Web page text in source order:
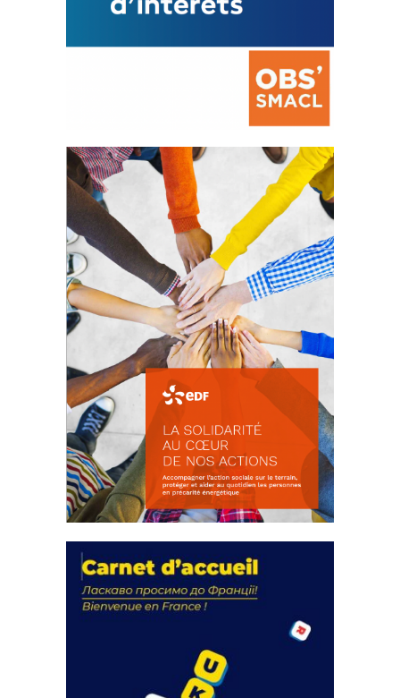
La prévention des conflits
d’intérêts
18 septembre 2023
FEUILLETER
actions
18 septembre 2023
FEUILLETER